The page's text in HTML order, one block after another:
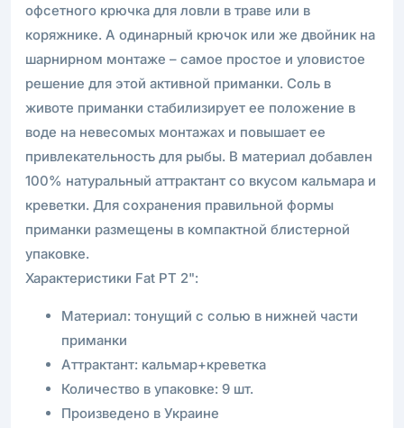
офсетного крючка для ловли в траве или в
коряжнике. А одинарный крючок или же двойник на
шарнирном монтаже – самое простое и уловистое
решение для этой активной приманки. Соль в
животе приманки стабилизирует ее положение в
воде на невесомых монтажах и повышает ее
привлекательность для рыбы. В материал добавлен
100% натуральный аттрактант со вкусом кальмара и
креветки. Для сохранения правильной формы
приманки размещены в компактной блистерной
упаковке.
Характеристики Fat PT 2":
Материал: тонущий с солью в нижней части
приманки
Аттрактант: кальмар+креветка
Количество в упаковке: 9 шт.
Произведено в Украине